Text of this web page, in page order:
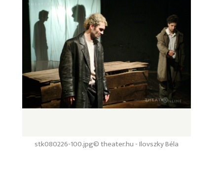
© theater.hu - Ilovszky Béla
stk080226-100.jpg